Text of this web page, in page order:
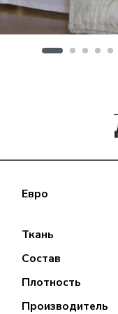
Евро
Ткань
Состав
Плотность
Производитель